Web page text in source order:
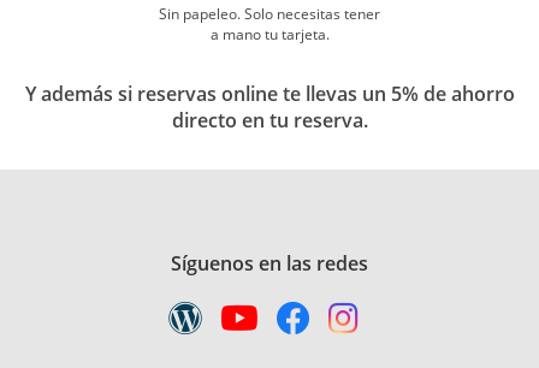
Sin papeleo. Solo necesitas tener
a mano tu tarjeta.
Y además si reservas online te llevas un 5% de ahorro
directo en tu reserva.
Síguenos en las redes